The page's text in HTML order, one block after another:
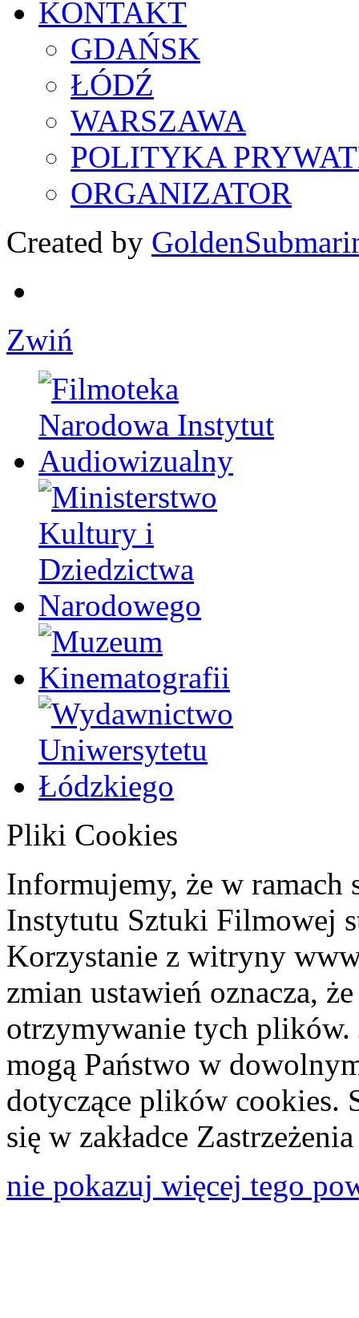
KONTAKT
GDAŃSK
ŁÓDŹ
WARSZAWA
POLITYKA
ORGANIZATOR
Created by
Zwiń
Pliki Cookies
Informujemy, że w ramach
Instytutu Sztuki Filmowej
Korzystanie z witryny
zmian ustawień oznacza,
otrzymywanie tych plików.
mogą Państwo w
dotyczące plików cookies.
się w zakładce
nie pokazuj więcej tego